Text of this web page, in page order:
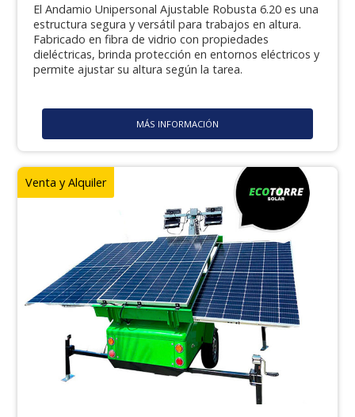
El Andamio Unipersonal Ajustable Robusta 6.20 es una
estructura segura y versátil para trabajos en altura.
Fabricado en fibra de vidrio con propiedades
dieléctricas, brinda protección en entornos eléctricos y
permite ajustar su altura según la tarea.
MÁS INFORMACIÓN
Venta y Alquiler